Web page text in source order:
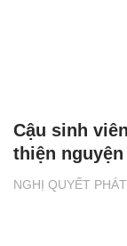
NGHỊ QUYẾT
Cậu sinh
thiện nguyện